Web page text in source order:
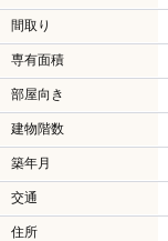
間取り
専有面積
部屋向き
建物階数
築年月
交通
住所